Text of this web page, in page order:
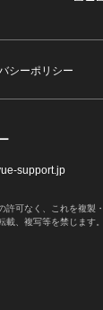
シーポリシー
support.jp
可なく、これを複製
、複写等を禁じます。